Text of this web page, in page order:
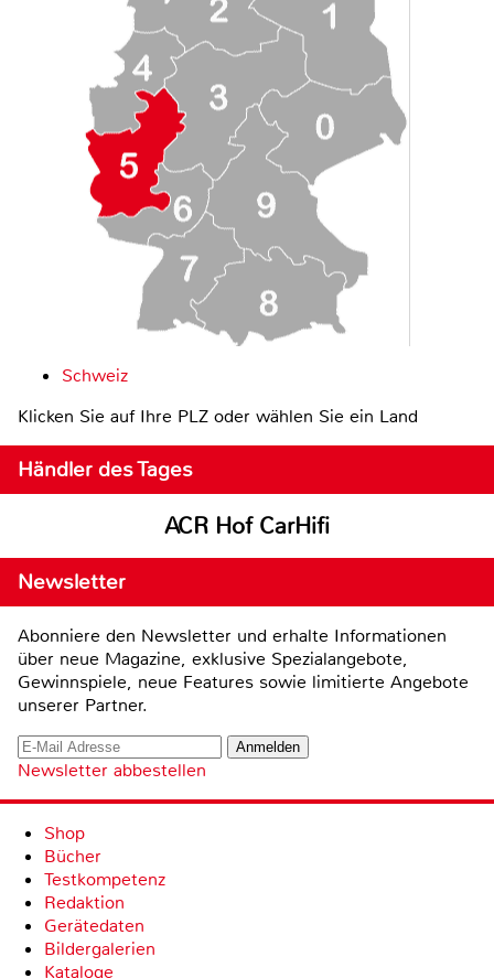
Schweiz
Klicken Sie auf Ihre PLZ oder wählen Sie ein Land
Händler des Tages
ACR Hof CarHifi
Newsletter
Abonniere den Newsletter und erhalte Informationen
über neue Magazine, exklusive Spezialangebote,
Gewinnspiele, neue Features sowie limitierte Angebote
unserer Partner.
Newsletter abbestellen
Shop
Bücher
Testkompetenz
Redaktion
Gerätedaten
Bildergalerien
Kataloge